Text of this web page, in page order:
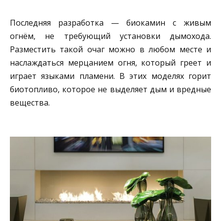
Последняя разработка — биокамин с живым
огнём, не требующий установки дымохода.
Разместить такой очаг можно в любом месте и
наслаждаться мерцанием огня, который греет и
играет языками пламени. В этих моделях горит
биотопливо, которое не выделяет дым и вредные
вещества.